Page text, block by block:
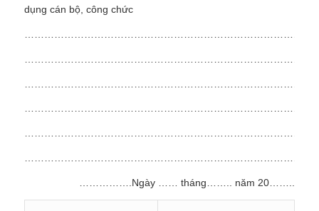
dụng cán bộ, công chức
…………….Ngày …… tháng…….. năm 20……..